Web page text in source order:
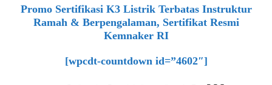
Promo Sertifikasi K3 Listrik Terbatas Instruktur
Ramah & Berpengalaman, Sertifikat Resmi
Kemnaker RI
[wpcdt-countdown id=”4602″]